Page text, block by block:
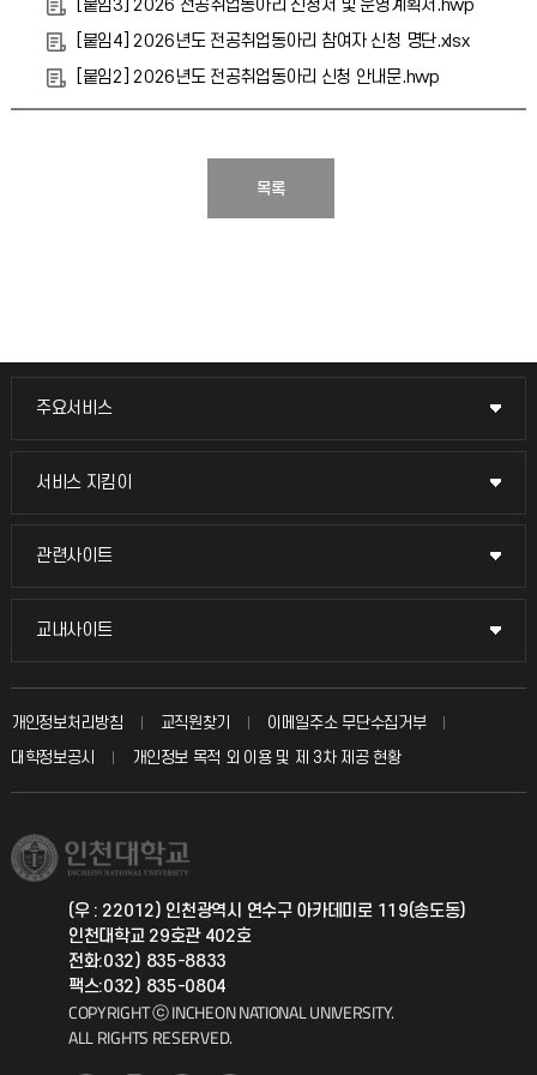
[붙임3] 2026 전공취업동아리 신청서 및 운영계획서.hwp
[붙임4] 2026년도 전공취업동아리 참여자 신청 명단.xlsx
[붙임2] 2026년도 전공취업동아리 신청 안내문.hwp
목록
주요서비스
주요서비스
교무회의방송
입학안내
취업정보(학생)
서비스 지킴이
서비스 지킴이
묻고 답하기
칭찬마당
학생서비스 지킴이
관련사이트
관련사이트
국방헬프콜
총동문회
교내사이트
교내사이트
교수회
교육혁신본부
국제지원과
공자아카데미
기초교육원
개인정보처리방침 교직원찾기
이메일주소 무단수집거부
대학정보공시
개인정보 목적 외 이용 및 제 3차 제공 현황
(우 : 22012) 인천광역시 연수구 아카데미로 119(송도동)
인천대학교 29호관 402호
전화:032) 835-8833
팩스:032) 835-0804
COPYRIGHT ⓒ INCHEON NATIONAL UNIVERSITY.
ALL RIGHTS RESERVED.